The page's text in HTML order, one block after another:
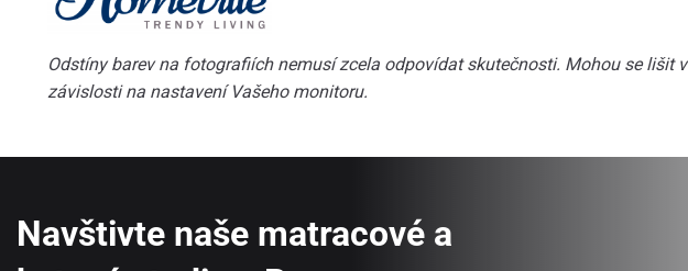
Odstíny barev na fotografiích nemusí zcela odpovídat skutečnosti. Mohou se lišit v
závislosti na nastavení Vašeho monitoru.
Navštivte naše matracové a